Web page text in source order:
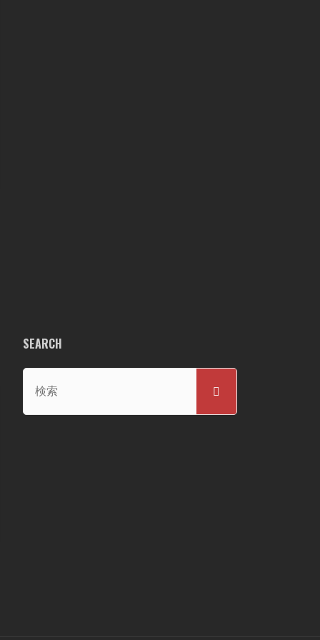
SEARCH
対
検